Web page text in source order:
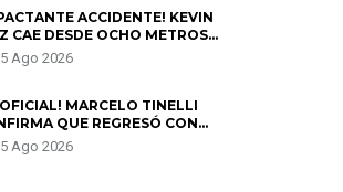
ACCIDENTE! KEVIN
CAE DESDE OCHO METROS
ES GUERRA” Y GENERA
Ago 2026
OFICIAL! MARCELO TINELLI
QUE REGRESÓ CON
FIGUEROA: “EL AMOR
MÁS”
Ago 2026